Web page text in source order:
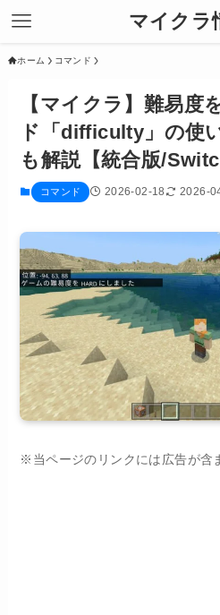
マイクラ
ホーム コマンド
【マイクラ】難易度
ド「difficulty」の使
も解説【統合版/
コマンド 2026-02-18 2026-
※当ページのリンクには広告が含